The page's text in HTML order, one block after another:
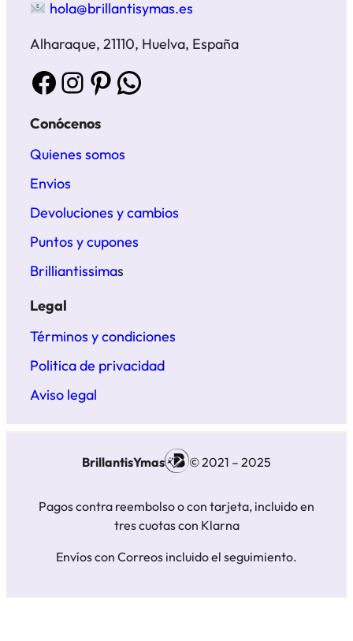
hola@brillantisymas.es
Alharaque, 21110, Huelva, España
Facebook Instagram Pinterest WhatsApp
Conócenos
Quienes somos
Envios
Devoluciones y cambios
Puntos y cupones
Brilliantissimas
Legal
Términos y condiciones
Politica de privacidad
Aviso legal
BrillantisYmas © 2021 – 2025
Pagos contra reembolso o con tarjeta, incluido en
tres cuotas con Klarna
Envíos con Correos incluido el seguimiento.